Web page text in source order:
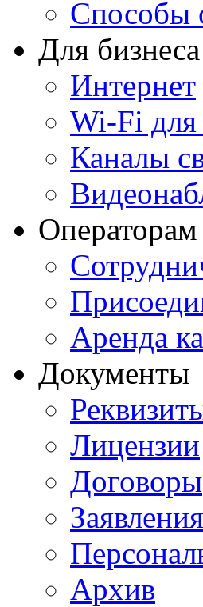
Способы
Для бизнеса
Интернет
Wi-Fi для
Каналы
Операторам
Аренда
Документы
Лицензии
Договоры
Заявления
Архив